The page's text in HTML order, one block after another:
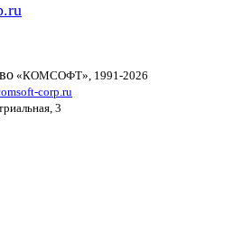
«КОМСОФТ», 1991-2026
corp.ru
, 3